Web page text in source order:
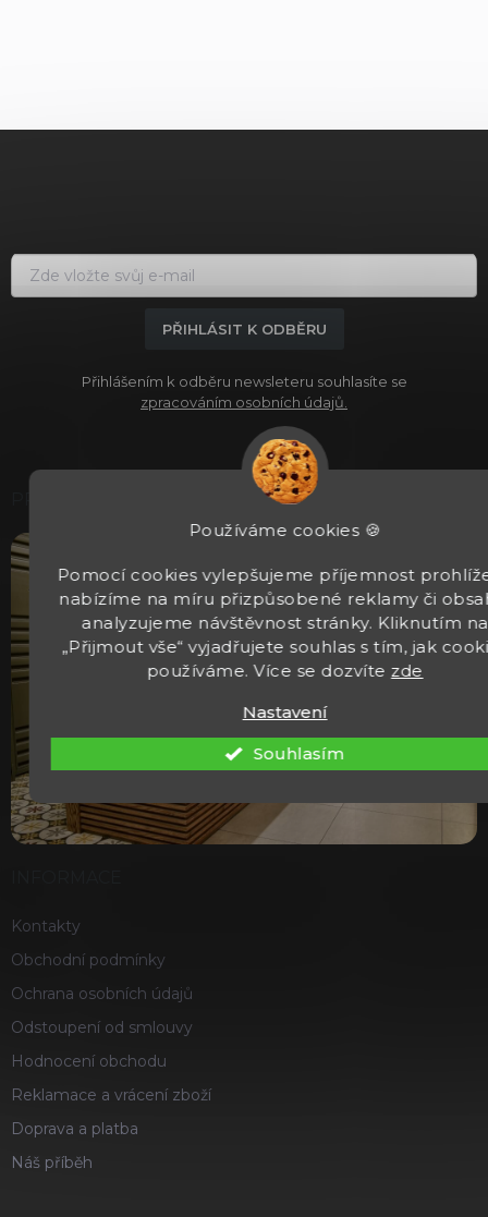
Používáme cookies 🍪
Pomocí cookies vylepšujeme příjemnost
nabízíme na míru přizpůsobené reklamy či
analyzujeme návštěvnost stránky. Kliknutím na
„Přijmout vše“ vyjadřujete souhlas s tím, jak
používáme. Více se dozvíte zde
Nastavení
Souhlasím
PŘIHLÁSIT K ODBĚRU
Přihlášením k odběru newsleteru souhlasíte se
zpracováním osobních údajů.
Kontakty
Obchodní podmínky
Ochrana osobních údajů
Odstoupení od smlouvy
Hodnocení obchodu
Reklamace a vrácení zboží
Doprava a platba
Náš příběh